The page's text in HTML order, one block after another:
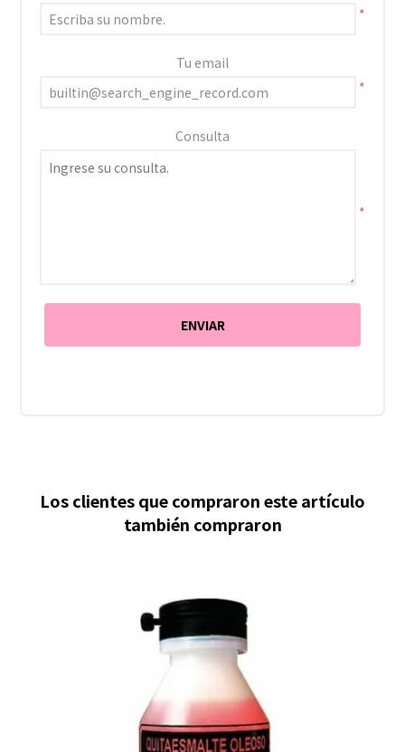
*
Tu email
*
Consulta
*
Los clientes que compraron este artículo
también compraron